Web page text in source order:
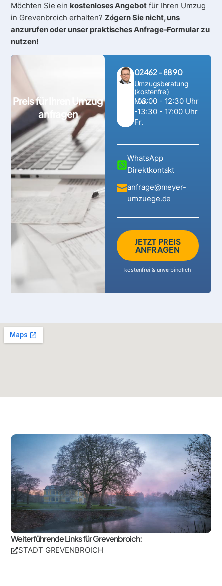
Möchten Sie ein kostenloses Angebot für Ihren Umzug
in Grevenbroich erhalten?Zögern Sie nicht, uns
anzurufen oder unser praktisches Anfrage-Formular zu
nutzen!
Preis für Ihren Umzug
anfragen
02462 - 88 90
Umzugsberatung
(kostenfrei)
Mo.
-
Fr.
08:00 - 12:30 Uhr
13:30 - 17:00 Uhr
WhatsApp
Direktkontakt
anfrage@meyer-
umzuege.de
JETZT PREIS
ANFRAGEN
kostenfrei & unverbindlich
Weiterführende Links für Grevenbroich:
STADT GREVENBROICH